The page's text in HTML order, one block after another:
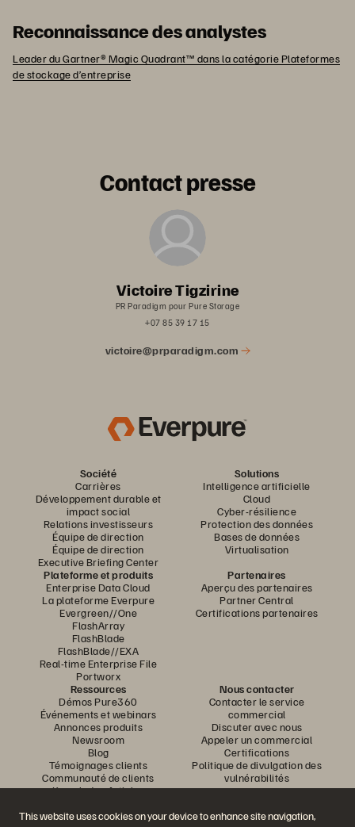
This website uses cookies on your device to enhance site navigation,
Reconnaissance des analystes
Leader du Gartner® Magic Quadrant™ dans la catégorie Plateformes
de stockage d’entreprise
Contact presse
Victoire Tigzirine
PR Paradigm pour Pure Storage
+07 85 39 17 15
victoire@prparadigm.com
Société
Carrières
Développement durable et
impact social
Relations investisseurs
Équipe de direction
Équipe de direction
Executive Briefing Center
Solutions
Intelligence artificielle
Cloud
Cyber-résilience
Protection des données
Bases de données
Virtualisation
Plateforme et produits
Enterprise Data Cloud
La plateforme Everpure
Evergreen//One
FlashArray
FlashBlade
FlashBlade//EXA
Real-time Enterprise File
Portworx
Partenaires
Aperçu des partenaires
Partner Central
Certifications partenaires
Ressources
Démos Pure360
Événements et webinars
Annonces produits
Newsroom
Blog
Témoignages clients
Communauté de clients
Knowledge Articles
Nous contacter
Contacter le service
commercial
Discuter avec nous
Appeler un commercial
Certifications
Politique de divulgation des
vulnérabilités